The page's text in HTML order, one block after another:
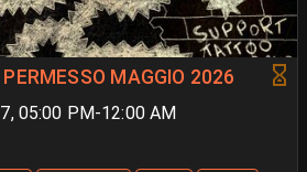
MAGGIO 2026
05:00 PM-12:00 AM